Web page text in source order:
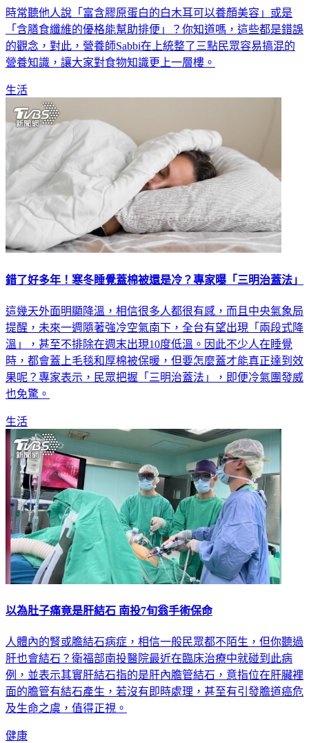
時常聽他人說「富含膠原蛋白的白木耳可以養顏美容」或是
「含膳食纖維的優格能幫助排便」？你知道嗎，這些都是錯誤
的觀念，對此，營養師Sabbi在上統整了三點民眾容易搞混的
營養知識，讓大家對食物知識更上一層樓。
生活
錯了好多年！寒冬睡覺蓋棉被還是冷？專家曝「三明治蓋法」
這幾天外面明顯降溫，相信很多人都很有感，而且中央氣象局
提醒，未來一週隨著強冷空氣南下，全台有望出現「兩段式降
溫」，甚至不排除在週末出現10度低溫。因此不少人在睡覺
時，都會蓋上毛毯和厚棉被保暖，但要怎麼蓋才能真正達到效
果呢？專家表示，民眾把握「三明治蓋法」，即便冷氣團發威
也免驚。
生活
以為肚子痛竟是肝結石 南投7旬翁手術保命
人體內的腎或膽結石病症，相信一般民眾都不陌生，但你聽過
肝也會結石？衛福部南投醫院最近在臨床治療中就碰到此病
例，並表示其實肝結石指的是肝內膽管結石，意指位在肝臟裡
面的膽管有結石產生，若沒有即時處理，甚至有引發膽道癌危
及生命之虞，值得正視。
健康